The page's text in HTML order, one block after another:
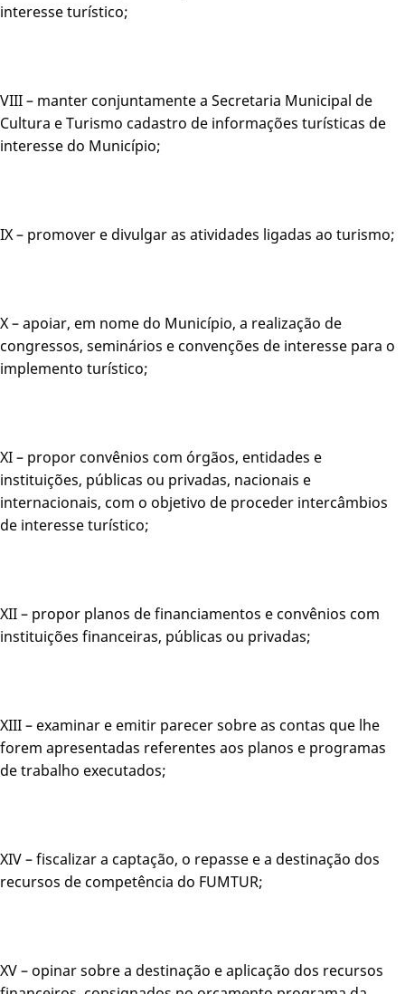
interesse turístico;
VIII – manter conjuntamente a Secretaria Municipal de
Cultura e Turismo cadastro de informações turísticas de
interesse do Município;
IX – promover e divulgar as atividades ligadas ao turismo;
X – apoiar, em nome do Município, a realização de
congressos, seminários e convenções de interesse para o
implemento turístico;
XI – propor convênios com órgãos, entidades e
instituições, públicas ou privadas, nacionais e
internacionais, com o objetivo de proceder intercâmbios
de interesse turístico;
XII – propor planos de financiamentos e convênios com
instituições financeiras, públicas ou privadas;
XIII – examinar e emitir parecer sobre as contas que lhe
forem apresentadas referentes aos planos e programas
de trabalho executados;
XIV – fiscalizar a captação, o repasse e a destinação dos
recursos de competência do FUMTUR;
XV – opinar sobre a destinação e aplicação dos recursos